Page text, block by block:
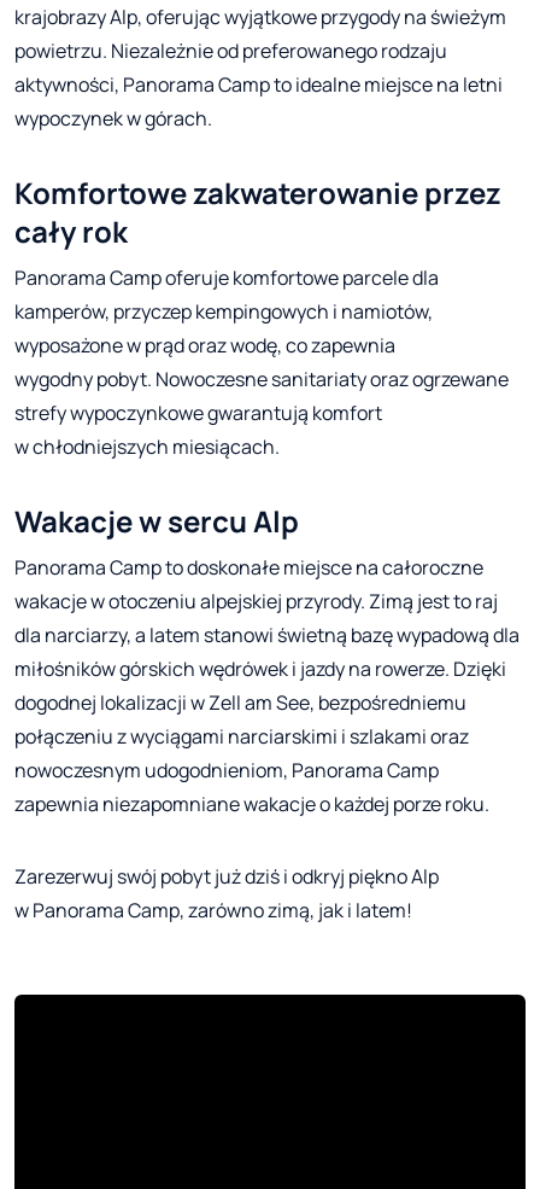
krajobrazy Alp, oferując wyjątkowe przygody na świeżym
powietrzu. Niezależnie od preferowanego rodzaju
aktywności, Panorama Camp to idealne miejsce na letni
wypoczynek w górach.
Komfortowe zakwaterowanie przez
cały rok
Panorama Camp oferuje komfortowe parcele dla
kamperów, przyczep kempingowych i namiotów,
wyposażone w prąd oraz wodę, co zapewnia
wygodny pobyt. Nowoczesne sanitariaty oraz ogrzewane
strefy wypoczynkowe gwarantują komfort
w chłodniejszych miesiącach.
Wakacje w sercu Alp
Panorama Camp to doskonałe miejsce na całoroczne
wakacje w otoczeniu alpejskiej przyrody. Zimą jest to raj
dla narciarzy, a latem stanowi świetną bazę wypadową dla
miłośników górskich wędrówek i jazdy na rowerze. Dzięki
dogodnej lokalizacji w Zell am See, bezpośredniemu
połączeniu z wyciągami narciarskimi i szlakami oraz
nowoczesnym udogodnieniom, Panorama Camp
zapewnia niezapomniane wakacje o każdej porze roku.
Zarezerwuj swój pobyt już dziś i odkryj piękno Alp
w Panorama Camp, zarówno zimą, jak i latem!